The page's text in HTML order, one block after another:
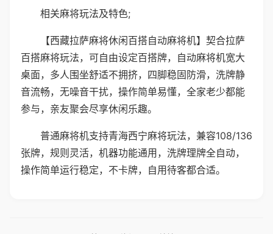
相关麻将玩法及特色;
【西藏拉萨麻将休闲百搭自动麻将机】契合拉萨
百搭麻将玩法，可自由设定百搭牌，自动麻将机宽大
桌面，多人围坐舒适不拥挤，四脚稳固防滑，洗牌静
音流畅，无噪音干扰，操作简单易懂，全家老少都能
参与，亲友聚会尽享休闲乐趣。
普通麻将机支持青海西宁麻将玩法，兼容108/136
张牌，规则灵活，机器功能通用，洗牌理牌全自动，
操作简单运行稳定，不卡牌，自用待客都合适。